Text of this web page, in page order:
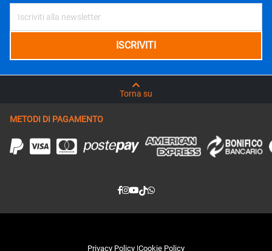
Torna su
METODI DI PAGAMENTO
Privacy Policy |Cookie Policy